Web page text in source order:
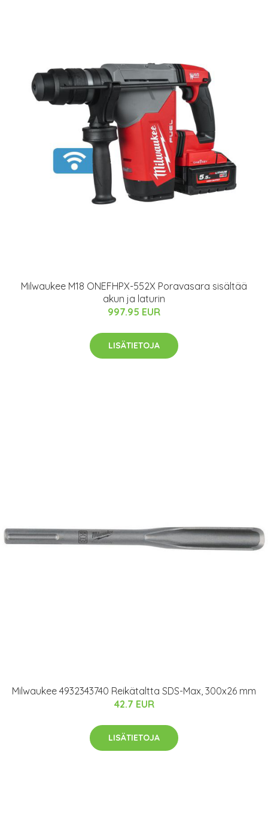
Milwaukee M18 ONEFHPX-552X Poravasara sisältää
akun ja laturin
997.95 EUR
LISÄTIETOJA
Milwaukee 4932343740 Reikätaltta SDS-Max, 300x26 mm
42.7 EUR
LISÄTIETOJA